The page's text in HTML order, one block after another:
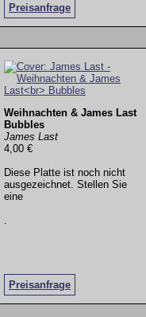
Preisanfrage
Weihnachten & James Last
Bubbles
James Last
4,00 €
Diese Platte ist noch nicht
ausgezeichnet. Stellen Sie
eine
Preisanfrage